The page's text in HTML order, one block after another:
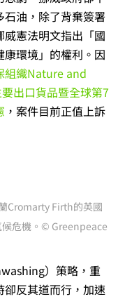
油，除了背棄簽署
威憲法明文指出「國
環境」的權利。因
組織Nature and
出口貨品暨全球第7
，案件目前正值上訴
Cromarty Firth的英國
危機。© Greenpeace
）策略，重
反其道而行，加速